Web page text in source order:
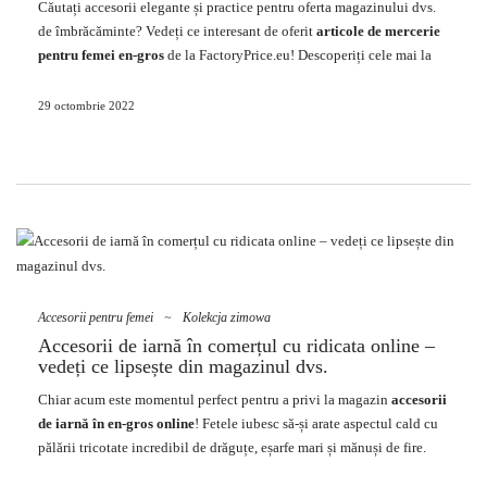
cu adevărat de iarnă! În plus, ele arată pur și simplu frumoase, motiv
pentru care sunt greu de rezistat – nu …
Căutați accesorii elegante și practice pentru oferta magazinului dvs.
de îmbrăcăminte? Vedeți ce interesant de oferit articole de mercerie
pentru femei en-gros de la FactoryPrice.eu! Descoperiți cele mai la
vindeți permanent în gama dvs.
incluse în ea?
include produse precum genți de mână pentru femei, curele de
portofel sau
semnificativ prețul acestora. După cum știți, în principal portofelele și
gențile pentru femei sunt adevăratele vedete printre accesoriile
locuibile, deoarece doamnele le folosesc cel mai des! Colecția de
o sursă excelentă de accesorii vestimentare la modă, pentru care
doamnele sunt destinate. Rețineți că produsele din categoria …
29 octombrie 2022
Accesorii pentru femei ~ Kolekcja zimowa
Accesorii de iarnă în comerțul cu ridicata online –
vedeți ce lipsește din magazinul dvs.
Chiar acum este momentul perfect pentru a privi la magazin accesorii
de iarnă în en-gros online! Fetele iubesc să-și arate aspectul cald cu
pălării tricotate incredibil de drăguțe, eșarfe mari și mănuși de fire.